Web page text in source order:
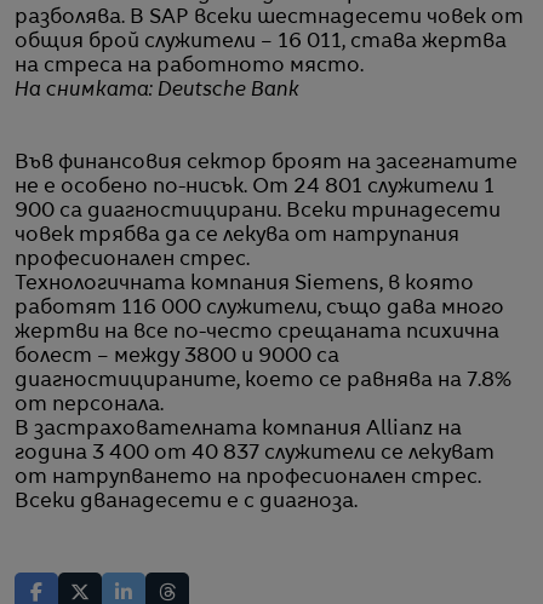
разболява. В SAP всеки шестнадесети човек от
общия брой служители – 16 011, става жертва
на стреса на работното място.
На снимката: Deutsche Bank
Във финансовия сектор броят на засегнатите
не е особено по-нисък. От 24 801 служители 1
900 са диагностицирани. Всеки тринадесети
човек трябва да се лекува от натрупания
професионален стрес.
Технологичната компания Siemens, в която
работят 116 000 служители, също дава много
жертви на все по-често срещаната психична
болест – между 3800 и 9000 са
диагностицираните, което се равнява на 7.8%
от персонала.
В застрахователната компания Allianz на
година 3 400 от 40 837 служители се лекуват
от натрупването на професионален стрес.
Всеки дванадесети е с диагноза.